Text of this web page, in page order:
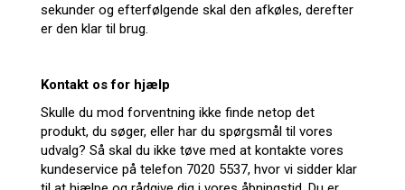
sekunder og efterfølgende skal den afkøles, derefter
er den klar til brug.
Kontakt os for hjælp
Skulle du mod forventning ikke finde netop det
produkt, du søger, eller har du spørgsmål til vores
udvalg? Så skal du ikke tøve med at kontakte vores
kundeservice på telefon 7020 5537, hvor vi sidder klar